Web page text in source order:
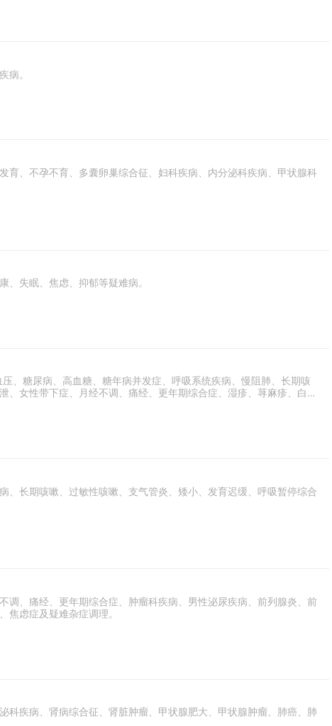
病。
、不孕不育、多囊卵巢综合征、妇科疾病、内分泌科疾病、甲状腺科
失眠、焦虑、抑郁等疑难病。
、糖尿病、高血糖、糖年病并发症、呼吸系统疾病、慢阻肺、长期咳
女性带下症、月经不调、痛经、更年期综合症、湿疹、荨麻疹、白癜
长期咳嗽、过敏性咳嗽、支气管炎、矮小、发育迟缓、呼吸暂停综合
、痛经、更年期综合症、肿瘤科疾病、男性泌尿疾病、前列腺炎、前
焦虑症及疑难杂症调理。
疾病、肾病综合征、肾脏肿瘤、甲状腺肥大、甲状腺肿瘤、肺癌、肺